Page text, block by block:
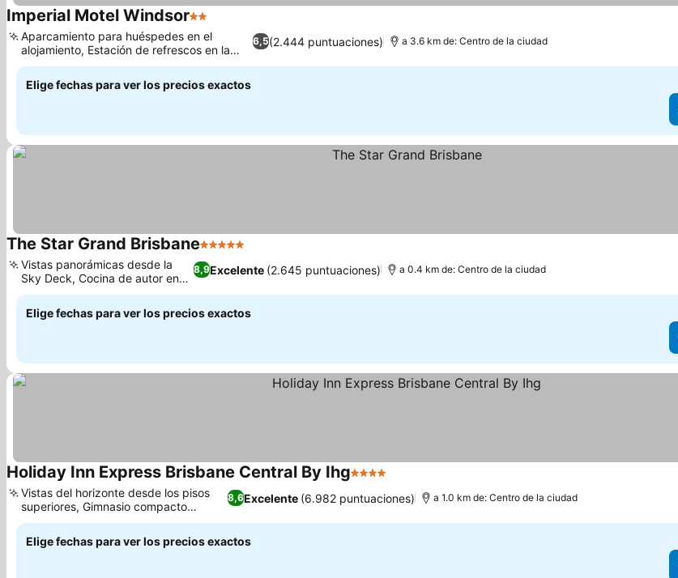
Imperial Motel Windsor2 Estrellas
6,5(2.444 puntuaciones)
Aparcamiento para huéspedes en el
alojamiento, Estación de refrescos en la
habitación
a 3.6 km de: Centro de la ciudad
Elige fechas para ver los precios exactos
The Star Grand Brisbane5 Estrellas
8,9Excelente (2.645 puntuaciones)
Vistas panorámicas desde la
Sky Deck, Cocina de autor en
Aloria
a 0.4 km de: Centro de la ciudad
Elige fechas para ver los precios exactos
Holiday Inn Express Brisbane Central By Ihg4 Estrellas
8,6Excelente (6.982 puntuaciones)
Vistas del horizonte desde los pisos
superiores, Gimnasio compacto
abierto 24 horas
a 1.0 km de: Centro de la ciudad
Elige fechas para ver los precios exactos